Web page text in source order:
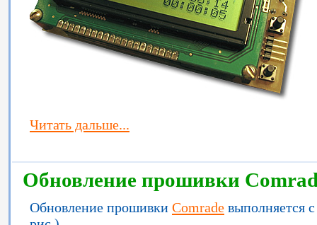
Читать дальше...
Обновление прошивки
Обновление прошивки Comrade выполняется